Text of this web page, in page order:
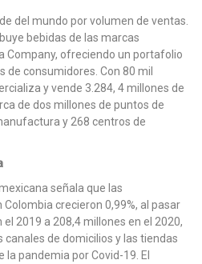
del mundo por volumen de ventas.
bebidas de las marcas
Company, ofreciendo un portafolio
de consumidores. Con 80 mil
y vende 3.284, 4 millones de
de dos millones de puntos de
y 268 centros de
señala que las
crecieron 0,99%, al pasar
2019 a 208,4 millones en el 2020,
de domicilios y las tiendas
pandemia por Covid-19. El